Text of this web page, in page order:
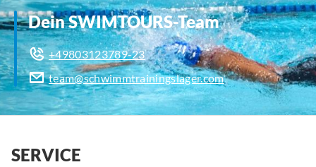
Dein SWIMTOURS-Team
+49803123789-23
team@schwimmtrainingslager.com
SERVICE